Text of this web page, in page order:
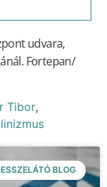
udvara,
Fortepan/
Tibor,
BLOG